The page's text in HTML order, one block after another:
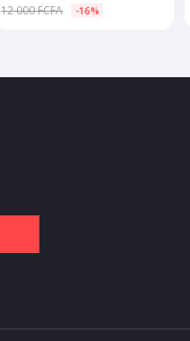
12 000 FCFA -16%